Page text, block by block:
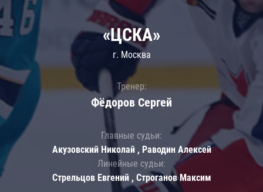
«ЦСКА»
г. Москва
Тренер:
Фёдоров Сергей
Главные судьи:
Акузовский Николай , Раводин Алексей
Линейные судьи:
Стрельцов Евгений , Строганов Максим